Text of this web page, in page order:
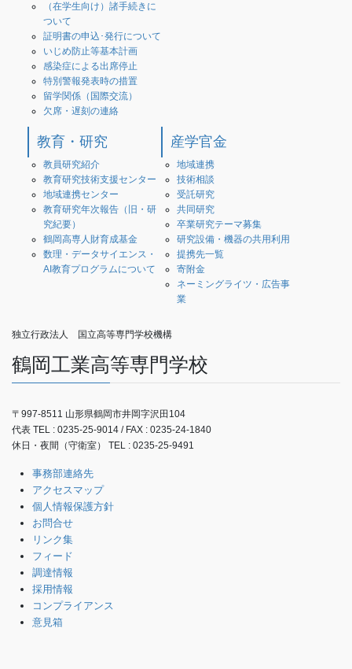
（在学生向け）諸手続きに
ついて
証明書の申込･発行について
いじめ防止等基本計画
感染症による出席停止
特別警報発表時の措置
留学関係（国際交流）
欠席・遅刻の連絡
教育・研究
教員研究紹介
教育研究技術支援センター
地域連携センター
教育研究年次報告（旧・研
究紀要）
鶴岡高専人財育成基金
数理・データサイエンス・
AI教育プログラムについて
産学官金
地域連携
技術相談
受託研究
共同研究
卒業研究テーマ募集
研究設備・機器の共用利用
提携先一覧
寄附金
ネーミングライツ・広告事
業
独立行政法人 国立高等専門学校機構
鶴岡工業高等専門学校
〒997-8511 山形県鶴岡市井岡字沢田104
代表 TEL : 0235-25-9014 / FAX : 0235-24-1840
休日・夜間（守衛室） TEL : 0235-25-9491
事務部連絡先
アクセスマップ
個人情報保護方針
お問合せ
リンク集
フィード
調達情報
採用情報
コンプライアンス
意見箱